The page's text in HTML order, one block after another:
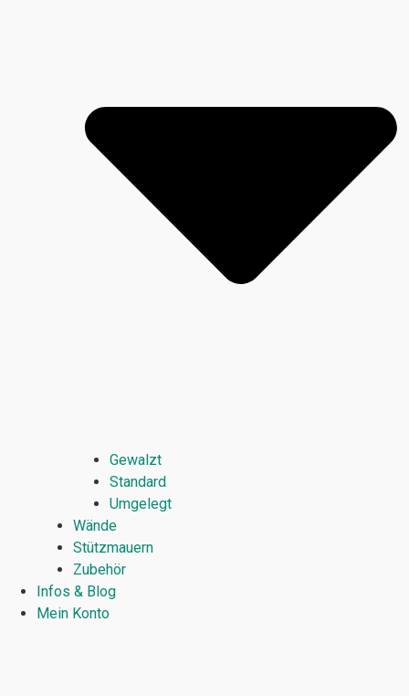
Gewalzt
Standard
Umgelegt
Wände
Stützmauern
Zubehör
Infos & Blog
Mein Konto